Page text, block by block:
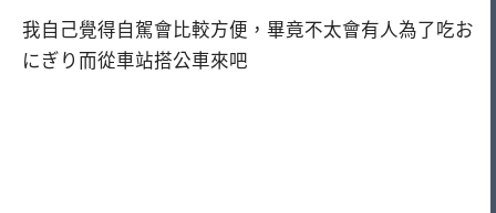
我自己覺得自駕會比較方便，畢竟不太會有人為了吃お
にぎり而從車站搭公車來吧